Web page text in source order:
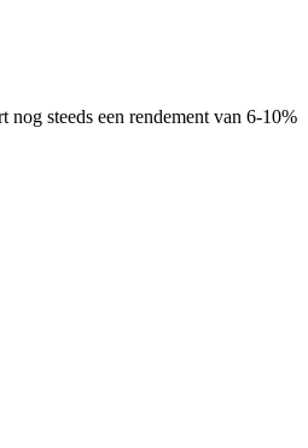
nog steeds een rendement van 6-10%